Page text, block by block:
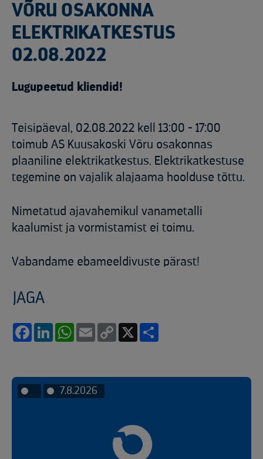
VÕRU OSAKONNA
ELEKTRIKATKESTUS
02.08.2022
Lugupeetud kliendid!
Teisipäeval, 02.08.2022 kell 13:00 - 17:00
toimub AS Kuusakoski Võru osakonnas
plaaniline elektrikatkestus. Elektrikatkestuse
tegemine on vajalik alajaama hoolduse tõttu.
Nimetatud ajavahemikul vanametalli
kaalumist ja vormistamist ei toimu.
Vabandame ebameeldivuste pärast!
JAGA
FacebookLinkedInWhatsApp
Email
Copy
7.8.2026